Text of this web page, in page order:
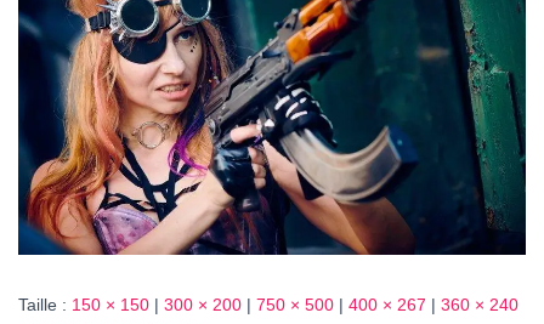
Taille : 150 × 150 | 300 × 200 | 750 × 500 | 400 × 267 | 360 × 240